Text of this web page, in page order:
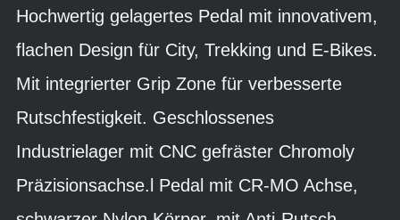
Hochwertig gelagertes Pedal mit innovativem,
flachen Design für City, Trekking und E-Bikes.
Mit integrierter Grip Zone für verbesserte
Rutschfestigkeit. Geschlossenes
Industrielager mit CNC gefräster Chromoly
Präzisionsachse.l Pedal mit CR-MO Achse,